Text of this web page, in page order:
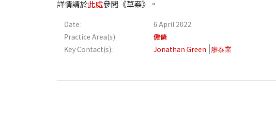
詳情請於此處參閲《草案》。
Date:
6 April 2022
Practice Area(s):
僱傭
Key Contact(s):
Jonathan Green 廖泰業